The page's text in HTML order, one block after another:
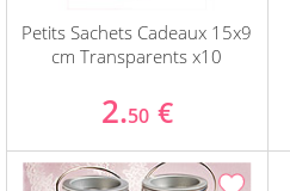
Petits Sachets Cadeaux 15x9
cm Transparents x10
2.50 €